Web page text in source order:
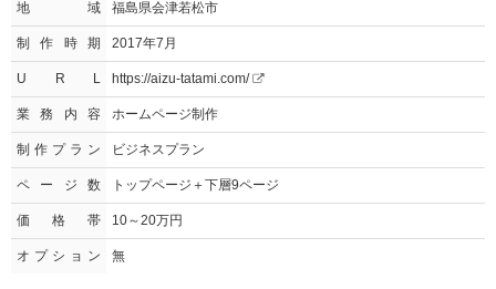
地域 福島県会津若松市
制作時期 2017年7月
U R L https://aizu-tatami.com/
業務内容 ホームページ制作
制作プラン ビジネスプラン
ページ数 トップページ＋下層9ページ
価格帯 10～20万円
オプション 無